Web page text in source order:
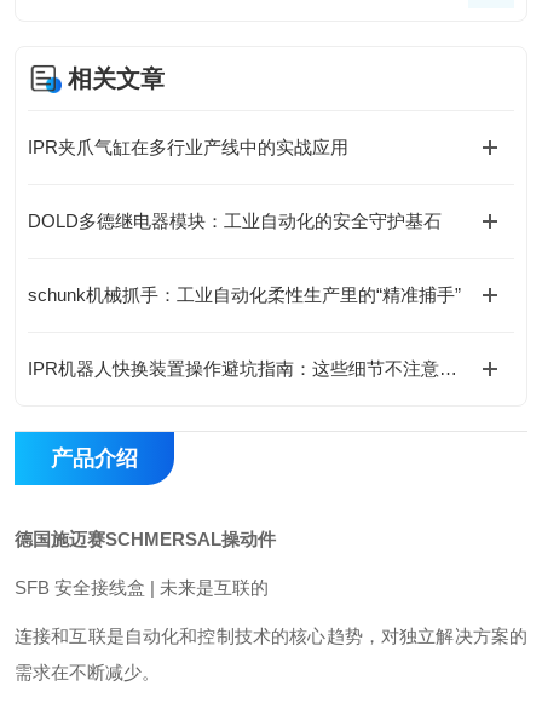
相关文章
IPR夹爪气缸在多行业产线中的实战应用
DOLD多德继电器模块：工业自动化的安全守护基石
schunk机械抓手：工业自动化柔性生产里的“精准捕手”
IPR机器人快换装置操作避坑指南：这些细节不注意，快换优势全白搭
产品介绍
德国施迈赛SCHMERSAL操动件
SFB 安全接线盒 | 未来是互联的
连接和互联是自动化和控制技术的核心趋势，对独立解决方案的
需求在不断减少。